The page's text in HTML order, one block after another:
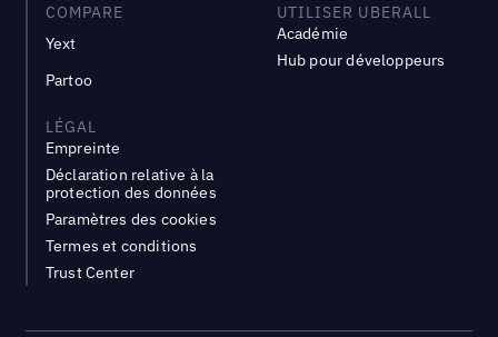
COMPARE
Yext
Partoo
UTILISER UBERALL
Académie
Hub pour développeurs
LÉGAL
Empreinte
Déclaration relative à la
protection des données
Paramètres des cookies
Termes et conditions
Trust Center